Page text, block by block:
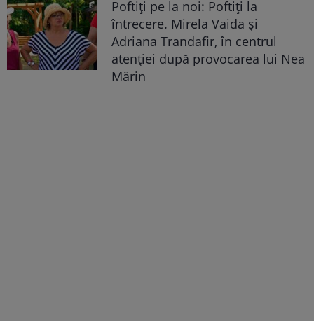
Poftiți pe la noi: Poftiți la
întrecere. Mirela Vaida și
Adriana Trandafir, în centrul
atenției după provocarea lui Nea
Mărin